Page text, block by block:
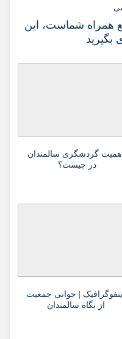
همراه شماست، این
بگیرید
اهمیت گردشگری سالمندان
در چیست؟
اینفوگرافیک | جوانی جمعیت
از نگاه سالمندان